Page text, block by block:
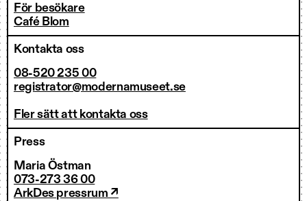
För besökare
Café Blom
Kontakta oss
08-520 235 00
registrator@modernamuseet.se
Fler sätt att kontakta oss
Press
Maria Östman
073-273 36 00
ArkDes pressrum ↗